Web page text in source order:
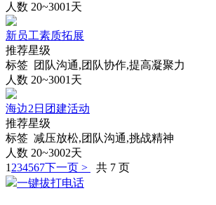
人数 20~3001天
新员工素质拓展
推荐星级
标签 团队沟通,团队协作,提高凝聚力
人数 20~3001天
海边2日团建活动
推荐星级
标签 减压放松,团队沟通,挑战精神
人数 20~3002天
1 234567下一页 >
共 7 页
一键拔打电话